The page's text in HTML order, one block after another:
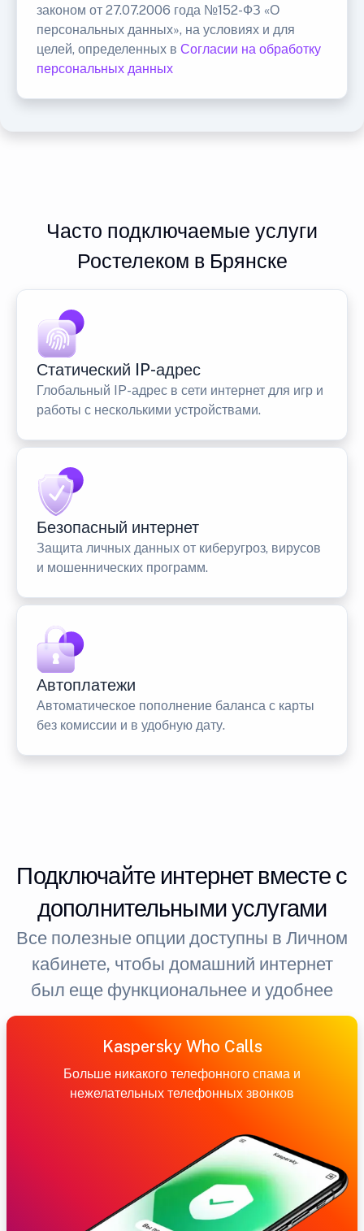
законом от 27.07.2006 года №152-ФЗ «О
персональных данных», на условиях и для
целей, определенных в Согласии на обработку
персональных данных
Часто подключаемые услуги
Ростелеком в Брянске
Статический IP-адрес
Глобальный IP-адрес в сети интернет для игр и
работы с несколькими устройствами.
Безопасный интернет
Защита личных данных от киберугроз, вирусов
и мошеннических программ.
Автоплатежи
Автоматическое пополнение баланса с карты
без комиссии и в удобную дату.
Подключайте интернет вместе с
дополнительными услугами
Все полезные опции доступны в Личном
кабинете, чтобы домашний интернет
был еще функциональнее и удобнее
Kaspersky Who Calls
Больше никакого телефонного спама и
нежелательных телефонных звонков